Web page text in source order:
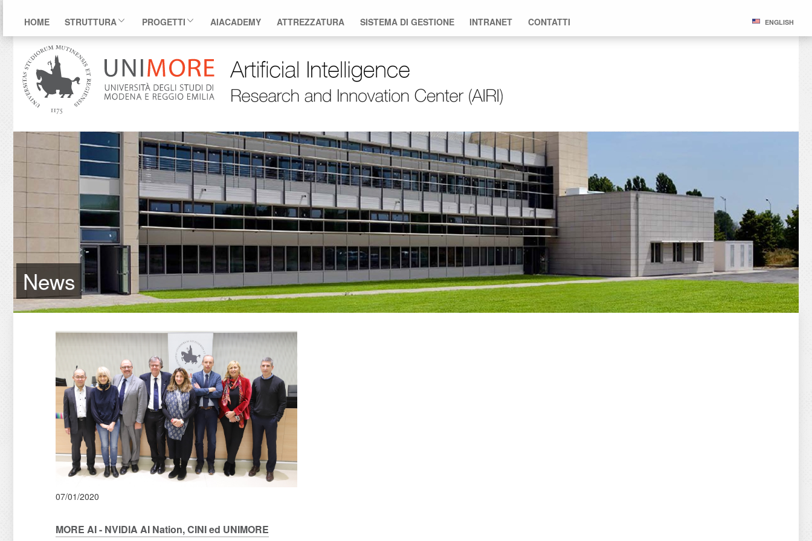
HOME STRUTTURA PROGETTI AIACADEMY ATTREZZATURA SISTEMA DI GESTIONE INTRANET CONTATTI ENGLISH
News
07/01/2020
MORE AI - NVIDIA AI Nation, CINI ed UNIMORE